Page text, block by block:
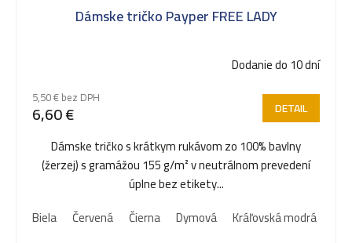
Dámske tričko Payper FREE LADY
Dodanie do 10 dní
5,50 € bez DPH
6,60 € DETAIL
Dámske tričko s krátkym rukávom zo 100% bavlny
(žerzej) s gramážou 155 g/m² v neutrálnom prevedení
úplne bez etikety...
Biela
Červená Čierna Dymová Kráľovská modrá